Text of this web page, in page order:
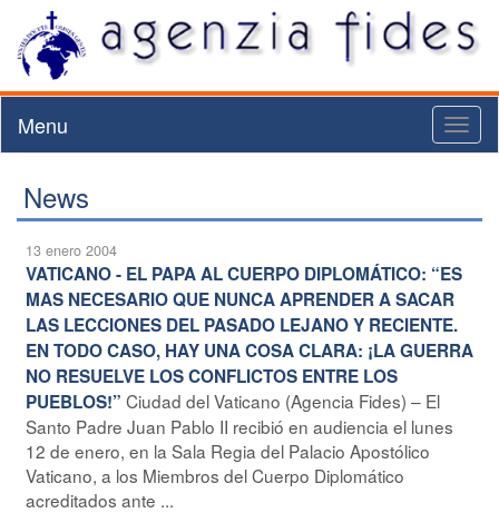
Menu
News
13 enero 2004
VATICANO - EL PAPA AL CUERPO DIPLOMÁTICO: “ES
MAS NECESARIO QUE NUNCA APRENDER A SACAR
LAS LECCIONES DEL PASADO LEJANO Y RECIENTE.
EN TODO CASO, HAY UNA COSA CLARA: ¡LA GUERRA
NO RESUELVE LOS CONFLICTOS ENTRE LOS
PUEBLOS!” Ciudad del Vaticano (Agencia Fides) – El
Santo Padre Juan Pablo II recibió en audiencia el lunes
12 de enero, en la Sala Regia del Palacio Apostólico
Vaticano, a los Miembros del Cuerpo Diplomático
acreditados ante ...